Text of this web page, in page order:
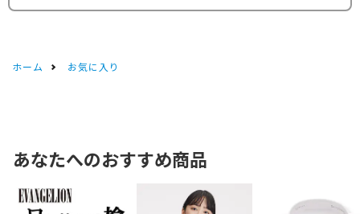
ホーム お気に入り